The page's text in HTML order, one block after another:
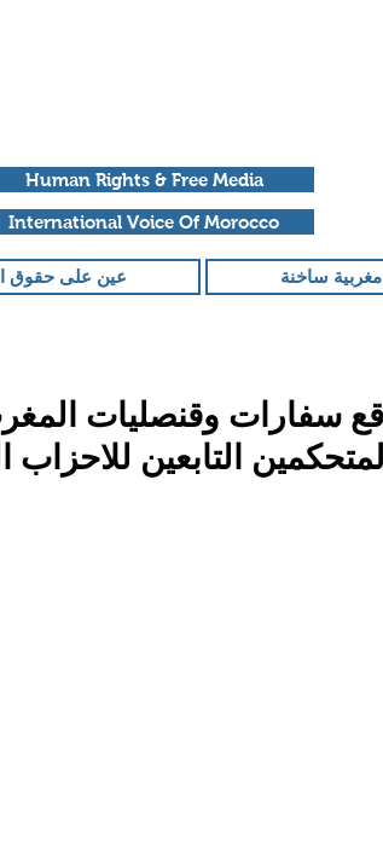
Human Rights & Free Media
International Voice Of Morocco
ساخنة عين على حقوق
سفارات وقنصليات
التابعين للاحزاب
من أصل 5 نجوم.